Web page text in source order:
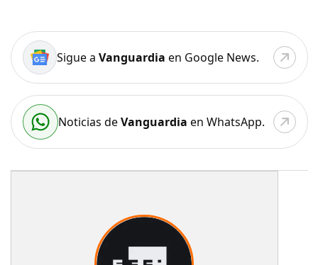
Sigue a Vanguardia en Google News.
Noticias deVanguardia en WhatsApp.